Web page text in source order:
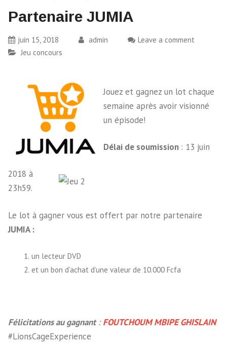
Partenaire JUMIA
juin 15, 2018 admin
Leave a comment
Jeu concours
Jouez et gagnez un lot chaque
semaine après avoir visionné
un épisode!
Délai de soumission : 13 juin
2018 à
23h59.
Le lot à gagner vous est offert par notre partenaire
JUMIA :
un lecteur DVD
et un bon d’achat d’une valeur de 10.000 Fcfa
Félicitations au gagnant:FOUTCHOUM MBIPE GHISLAIN
#LionsCageExperience